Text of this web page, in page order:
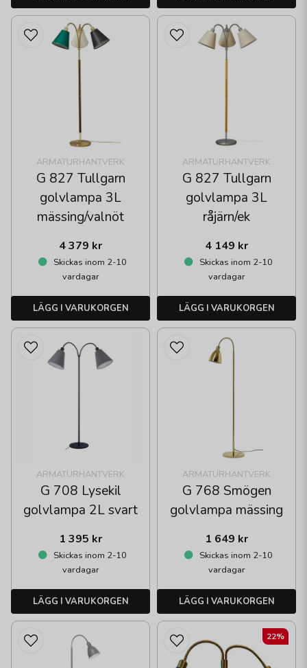
ARMATURHANTVERK
G 827 Tullgarn
golvlampa 3L
mässing/valnöt
4 379 kr
Skickas inom 2-10
vardagar
LÄGG I VARUKORGEN
ARMATURHANTVERK
G 827 Tullgarn
golvlampa 3L
råjärn/ek
4 149 kr
Skickas inom 2-10
vardagar
LÄGG I VARUKORGEN
ARMATURHANTVERK
G 708 Lysekil
golvlampa 2L svart
1 395 kr
Skickas inom 2-10
vardagar
LÄGG I VARUKORGEN
ARMATURHANTVERK
G 768 Smögen
golvlampa mässing
1 649 kr
Skickas inom 2-10
vardagar
LÄGG I VARUKORGEN
22%